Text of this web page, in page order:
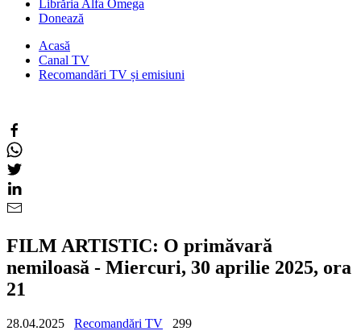
Librăria Alfa Omega
Donează
Acasă
Canal TV
Recomandări TV și emisiuni
FILM ARTISTIC: O primăvară
nemiloasă - Miercuri, 30 aprilie 2025, ora
21
28.04.2025 Recomandări TV
299